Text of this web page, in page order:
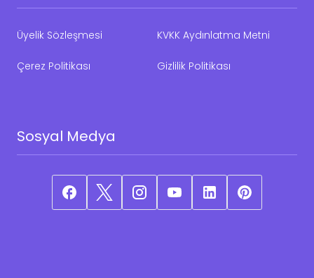
Üyelik Sözleşmesi KVKK Aydınlatma Metni
Çerez Politikası Gizlilik Politikası
Sosyal Medya